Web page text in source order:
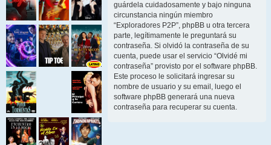
guárdela cuidadosamente y bajo ninguna
circunstancia ningún miembro
“Exploradores P2P”, phpBB u otra tercera
parte, legítimamente le preguntará su
contraseña. Si olvidó la contraseña de su
cuenta, puede usar el servicio “Olvidé mi
contraseña” provisto por el software phpBB.
Este proceso le solicitará ingresar su
nombre de usuario y su email, luego el
software phpBB generará una nueva
contraseña para recuperar su cuenta.